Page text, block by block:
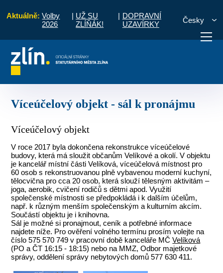
Aktuálně: Volby
2026
| UŽ SU
ZLÍŇÁK!
| DOPRAVNÍ
UZAVÍRKY
Česky
vyřídit Potřebuji zaplatit Diskuzní
Víceúčelový objekt - sál k pronájmu
Víceúčelový objekt
V roce 2017 byla dokončena rekonstrukce víceúčelové
budovy, která má sloužit občanům Velíkové a okolí. V objektu
je kancelář místní části Velíková, víceúčelová místnost pro
60 osob s rekonstruovanou plně vybavenou moderní kuchyní,
tělocvična pro cca 20 osob, která slouží tělesným aktivitám –
joga, aerobik, cvičení rodičů s dětmi apod. Využití
společenské místnosti se předpokládá i k dalším účelům,
např. k různým menším společenským a kulturním akcím.
Součástí objektu je i knihovna.
Sál je možné si pronajmout, ceník a potřebné informace
najdete níže. Pro ověření volného termínu prosím volejte na
číslo 575 570 749 v pracovní době kanceláře MČVelíková
(PO a ČT 16:15 - 18:15) nebo na MMZ, Odbor majetkové
správy, oddělení správy nebytových domů 577 630 411.